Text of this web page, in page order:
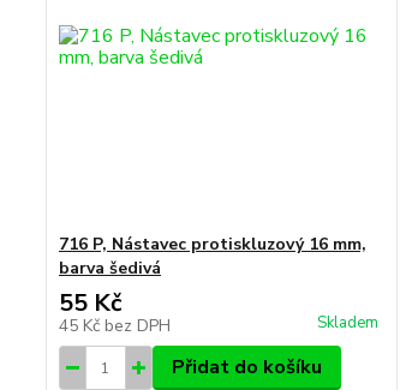
716 P, Nástavec protiskluzový 16 mm,
barva šedivá
55 Kč
45 Kč bez DPH Skladem
Přidat do košíku